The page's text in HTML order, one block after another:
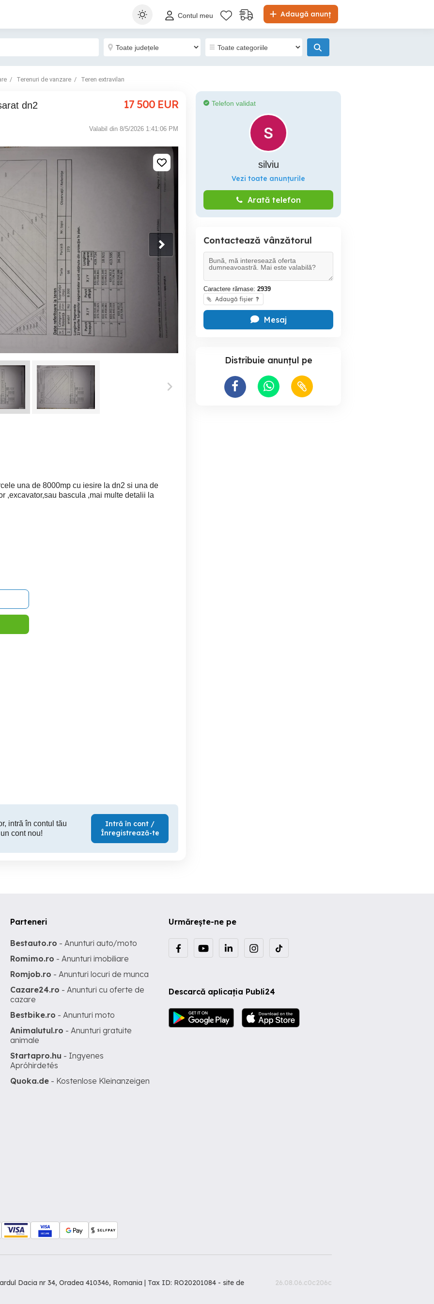
Adaugă anunț
Contul meu
Terenuri de vanzare Teren extravilan
dn2 17 500 EUR
Valabil din 8/5/2026 1:41:06 PM
una de 8000mp cu iesire la dn2 si una de
,excavator,sau bascula ,mai multe detalii la
intră în contul tău
cont nou!
Intră în cont /
Înregistrează-te
Telefon validat
silviu
Vezi toate anunțurile
Arată telefon
Contactează vânzătorul
Caractere rămase: 2939
Adaugă fișier ?
Mesaj
Distribuie anunțul pe
Urmărește-ne pe
Descarcă aplicația Publi24
Parteneri
Bestauto.ro - Anunturi auto/moto
Romimo.ro - Anunturi imobiliare
Romjob.ro - Anunturi locuri de munca
Cazare24.ro - Anunturi cu oferte de
cazare
Bestbike.ro - Anunturi moto
Animalutul.ro - Anunturi gratuite
animale
Startapro.hu - Ingyenes
Apróhirdetés
Quoka.de - Kostenlose Kleinanzeigen
Dacia nr 34, Oradea 410346, Romania | Tax ID: RO20201084 - site de
26.08.06.c0c206c